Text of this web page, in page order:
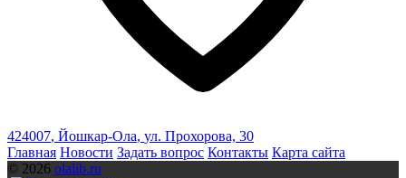
424007, Йошкар-Ола, ул. Прохорова, 30
Главная Новости Задать вопрос Контакты Карта сайта
© 2026 olalib.ru